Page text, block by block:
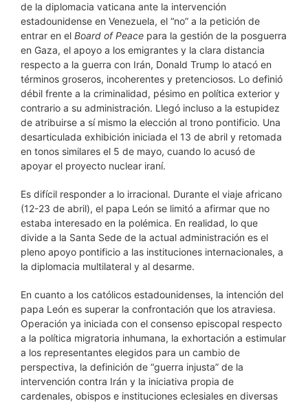
de la diplomacia vaticana ante la intervención
estadounidense en Venezuela, el “no” a la petición de
entrar en el Board of Peace para la gestión de la posguerra
en Gaza, el apoyo a los emigrantes y la clara distancia
respecto a la guerra con Irán, Donald Trump lo atacó en
términos groseros, incoherentes y pretenciosos. Lo definió
débil frente a la criminalidad, pésimo en política exterior y
contrario a su administración. Llegó incluso a la estupidez
de atribuirse a sí mismo la elección al trono pontificio. Una
desarticulada exhibición iniciada el 13 de abril y retomada
en tonos similares el 5 de mayo, cuando lo acusó de
apoyar el proyecto nuclear iraní.
Es difícil responder a lo irracional. Durante el viaje africano
(12-23 de abril), el papa León se limitó a afirmar que no
estaba interesado en la polémica. En realidad, lo que
divide a la Santa Sede de la actual administración es el
pleno apoyo pontificio a las instituciones internacionales, a
la diplomacia multilateral y al desarme.
En cuanto a los católicos estadounidenses, la intención del
papa León es superar la confrontación que los atraviesa.
Operación ya iniciada con el consenso episcopal respecto
a la política migratoria inhumana, la exhortación a estimular
a los representantes elegidos para un cambio de
perspectiva, la definición de “guerra injusta” de la
intervención contra Irán y la iniciativa propia de
cardenales, obispos e instituciones eclesiales en diversas